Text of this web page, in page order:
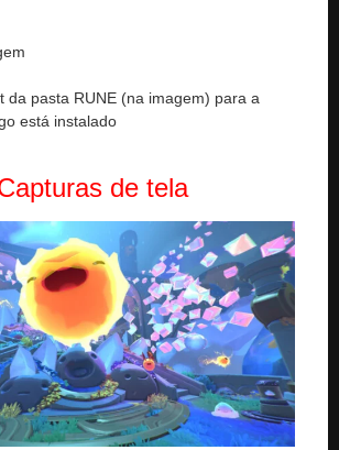
da pasta RUNE (na imagem) para a
está instalado
de tela